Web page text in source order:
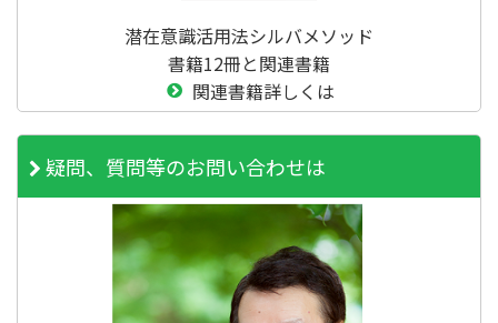
潜在意識活用法シルバメソッド
書籍12冊と関連書籍
関連書籍詳しくは
疑問、質問等のお問い合わせは